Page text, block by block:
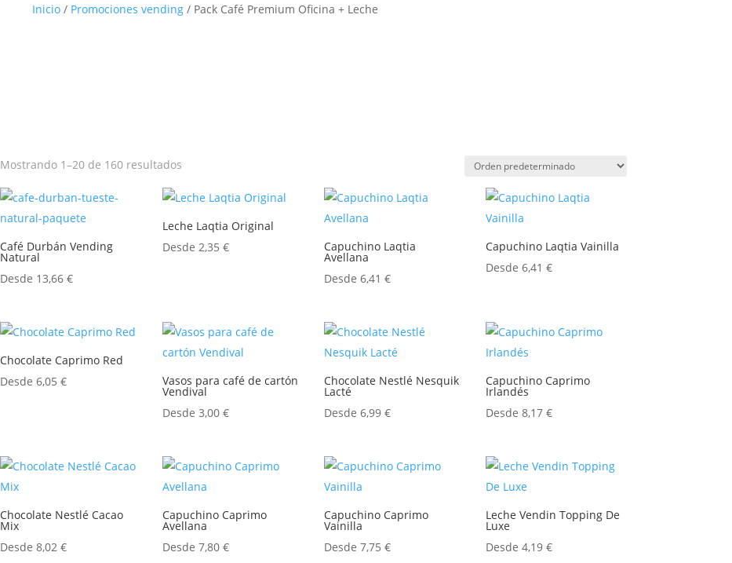
Inicio/ Promociones vending/ Pack Café Premium Oficina + Leche
Mostrando 1–20 de 160 resultados
Café Durbán Vending
Natural
Desde 13,66€
Leche Laqtia Original
Desde 2,35 € Capuchino Laqtia
Avellana
Desde 6,41 €
Capuchino Laqtia Vainilla
Desde6,41€
Chocolate Caprimo Red
Desde6,05€ Vasos para café de cartón
Vendival
Desde 3,00 €
Chocolate Nestlé Nesquik
Lacté
Desde 6,99 €
Capuchino Caprimo
Irlandés
Desde8,17€
Chocolate Nestlé Cacao
Mix
Desde8,02€
Capuchino Caprimo
Avellana
Desde 7,80 €
Capuchino Caprimo
Vainilla
Desde 7,75 €
Leche Vendin Topping De
Luxe
Desde4,19€